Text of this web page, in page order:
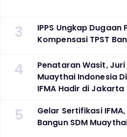
3
IPPS Ungkap
Kompensasi TPST
4
Penataran Wasit,
Muaythai Indonesia
IFMA Hadir di Jakarta
5
Gelar Sertifikasi IFMA,
Bangun SDM